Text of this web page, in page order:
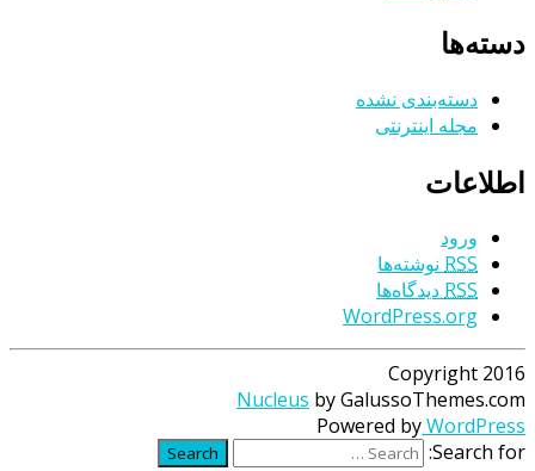
دسته‌ها
دسته‌بندی نشده
مجله اینترنتی
اطلاعات
ورود
RSS نوشته‌ها
RSSدیدگاه‌ها
WordPress.org
Copyright 2016
Nucleus by GalussoThemes.com
Powered byWordPress
Search for:
Search